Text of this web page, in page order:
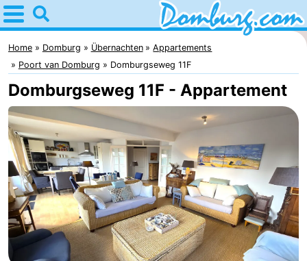
Home
Domburg
Tipps
Für
kindern
Webcam
Webcam
Webcam
Strand
Übernachten
Home Domburg Übernachten
Appartements
Poort van Domburg
Domburgseweg 11F
Domburgseweg 11F - Appartement